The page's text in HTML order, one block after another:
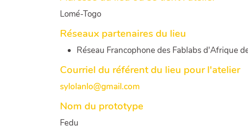
Lomé-Togo
Réseaux partenaires du lieu
Réseau Francophone des Fablabs d'Afrique
Courriel du référent du lieu pour l'atelier
sylolanlo@gmail.com
Nom du prototype
Fedu